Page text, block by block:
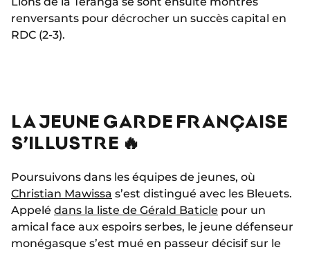
renversants pour décrocher un succès capital en
RDC (2-3).
LA JEUNE GARDE FRANÇAISE
S’ILLUSTRE 🔥
Poursuivons dans les équipes de jeunes, où
Christian Mawissa s’est distingué avec les Bleuets.
Appelé dans la liste de Gérald Baticle pour un
amical face aux espoirs serbes, le jeune défenseur
monégasque s’est mué en passeur décisif sur le